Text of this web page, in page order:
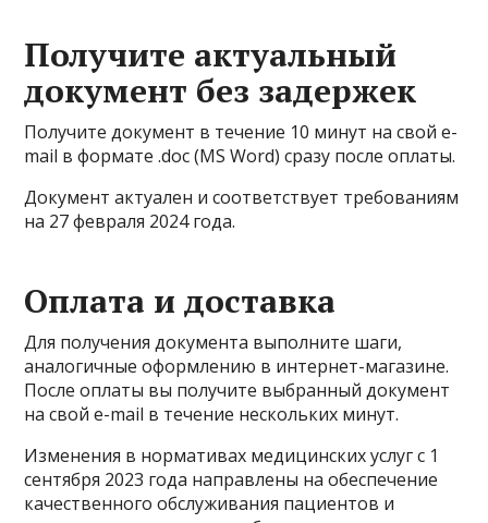
Получите актуальный
документ без задержек
Получите документ в течение 10 минут на свой e-
mail в формате .doc (MS Word) сразу после оплаты.
Документ актуален и соответствует требованиям
на 27 февраля 2024 года.
Оплата и доставка
Для получения документа выполните шаги,
аналогичные оформлению в интернет-магазине.
После оплаты вы получите выбранный документ
на свой e-mail в течение нескольких минут.
Изменения в нормативах медицинских услуг с 1
сентября 2023 года направлены на обеспечение
качественного обслуживания пациентов и